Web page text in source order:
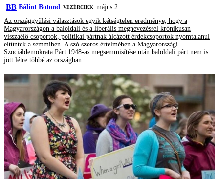
BB Bálint Botond VEZÉRCIKK
május 2.
Az országgyűlési választások egyik kétségtelen eredménye, hogy a
Magyarországon a baloldali és a liberális megnevezéssel krónikusan
visszaélő csoportok, politikai pártnak álcázott érdekcsoportok nyomtalanul
eltűntek a semmiben. A szó szoros értelmében a Magyarországi
Szociáldemokrata Párt 1948-as megsemmisítése után baloldali párt nem is
jött létre többé az országban.